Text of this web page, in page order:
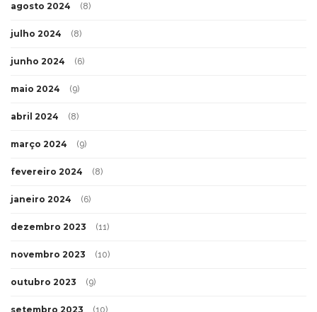
agosto 2024 (8)
julho 2024 (8)
junho 2024 (6)
maio 2024 (9)
abril 2024 (8)
março 2024 (9)
fevereiro 2024 (8)
janeiro 2024 (6)
dezembro 2023 (11)
novembro 2023 (10)
outubro 2023 (9)
setembro 2023